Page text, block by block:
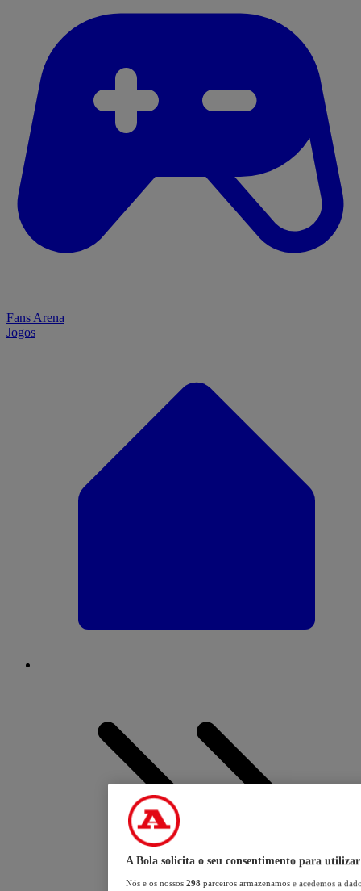
Fans Arena
Jogos
A Bola solicita o seu consentimento para utilizar
Nós e os nossos 298 parceiros armazenamos e acedemos a